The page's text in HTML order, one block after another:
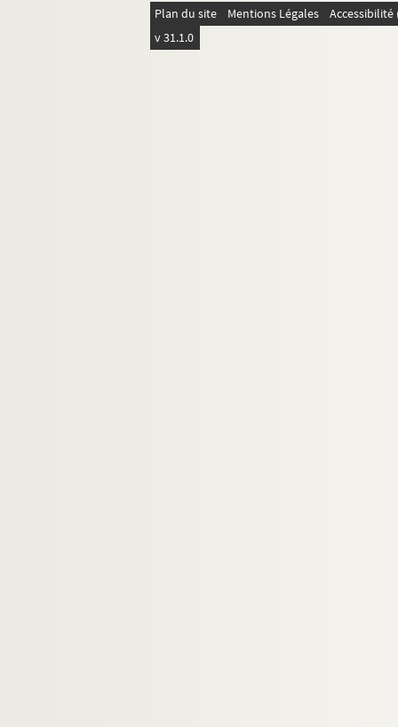
Plan du site Mentions Légales
v 31.1.0